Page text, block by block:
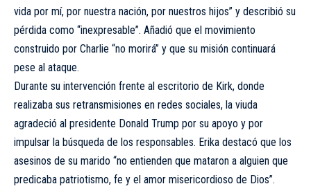
vida por mí, por nuestra nación, por nuestros hijos” y describió su
pérdida como “inexpresable”. Añadió que el movimiento
construido por Charlie “no morirá” y que su misión continuará
pese al ataque.
Durante su intervención frente al escritorio de Kirk, donde
realizaba sus retransmisiones en redes sociales, la viuda
agradeció al presidente Donald Trump por su apoyo y por
impulsar la búsqueda de los responsables. Erika destacó que los
asesinos de su marido “no entienden que mataron a alguien que
predicaba patriotismo, fe y el amor misericordioso de Dios”.